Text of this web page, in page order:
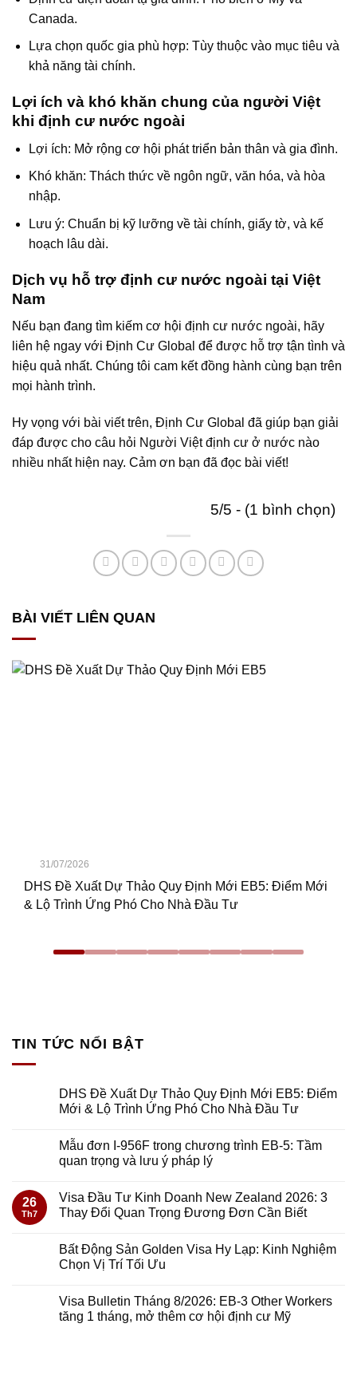
Canada.
Lựa chọn quốc gia phù hợp: Tùy thuộc vào mục tiêu và
khả năng tài chính.
Lợi ích và khó khăn chung của người Việt
khi định cư nước ngoài
Lợi ích: Mở rộng cơ hội phát triển bản thân và gia đình.
Khó khăn: Thách thức về ngôn ngữ, văn hóa, và hòa
nhập.
Lưu ý: Chuẩn bị kỹ lưỡng về tài chính, giấy tờ, và kế
hoạch lâu dài.
Dịch vụ hỗ trợ định cư nước ngoài tại Việt
Nam
Nếu bạn đang tìm kiếm cơ hội định cư nước ngoài, hãy
liên hệ ngay với Định Cư Global để được hỗ trợ tận tình và
hiệu quả nhất. Chúng tôi cam kết đồng hành cùng bạn trên
mọi hành trình.
Hy vọng với bài viết trên, Định Cư Global đã giúp bạn giải
đáp được cho câu hỏi Người Việt định cư ở nước nào
nhiều nhất hiện nay. Cảm ơn bạn đã đọc bài viết!
5/5 - (1 bình chọn)
BÀI VIẾT LIÊN QUAN
31/07/2026
DHS Đề Xuất Dự Thảo Quy Định Mới EB5: Điểm Mới
& Lộ Trình Ứng Phó Cho Nhà Đầu Tư
TIN TỨC NỔI BẬT
DHS Đề Xuất Dự Thảo Quy Định Mới EB5: Điểm
Mới & Lộ Trình Ứng Phó Cho Nhà Đầu Tư
Mẫu đơn I-956F trong chương trình EB-5: Tầm
quan trọng và lưu ý pháp lý
26
Th7
Visa Đầu Tư Kinh Doanh New Zealand 2026: 3
Thay Đổi Quan Trọng Đương Đơn Cần Biết
Bất Động Sản Golden Visa Hy Lạp: Kinh Nghiệm
Chọn Vị Trí Tối Ưu
Visa Bulletin Tháng 8/2026: EB-3 Other Workers
tăng 1 tháng, mở thêm cơ hội định cư Mỹ